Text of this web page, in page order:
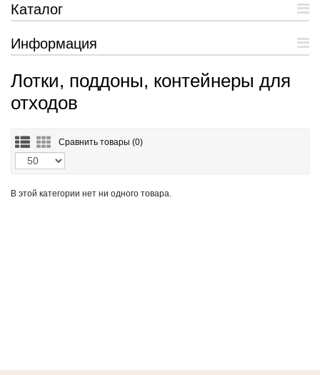
Каталог
Информация
Лотки, поддоны, контейнеры для
отходов
Сравнить товары (0)
В этой категории нет ни одного товара.